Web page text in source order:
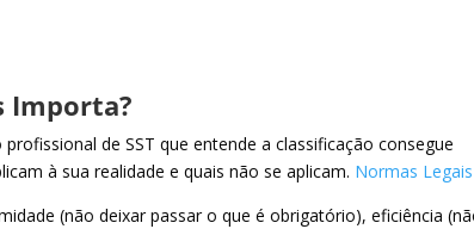
Importa?
de SST que entende a classificação consegue
à sua realidade e quais não se aplicam. Normas Legais
(não deixar passar o que é obrigatório), eficiência